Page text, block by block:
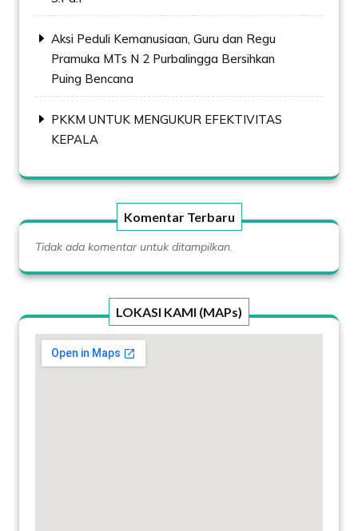
Aksi Peduli Kemanusiaan, Guru dan Regu
Pramuka MTs N 2 Purbalingga Bersihkan
Puing Bencana
PKKM UNTUK MENGUKUR EFEKTIVITAS
KEPALA
Komentar Terbaru
Tidak ada komentar untuk ditampilkan.
LOKASI KAMI (MAPs)